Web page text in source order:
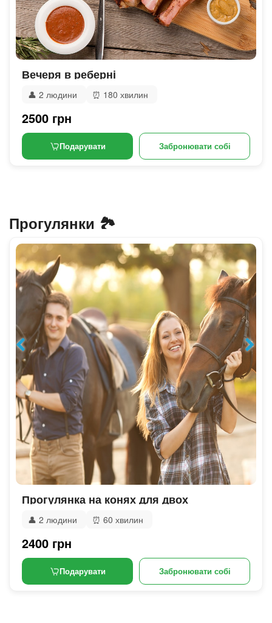
Вечеря в реберні
👤 2 людини ⏰ 180 хвилин
2500 грн
Подарувати Забронювати собі
Прогулянки 🏞️
Прогулянка на конях для двох
👤 2 людини ⏰ 60 хвилин
2400 грн
Подарувати Забронювати собі